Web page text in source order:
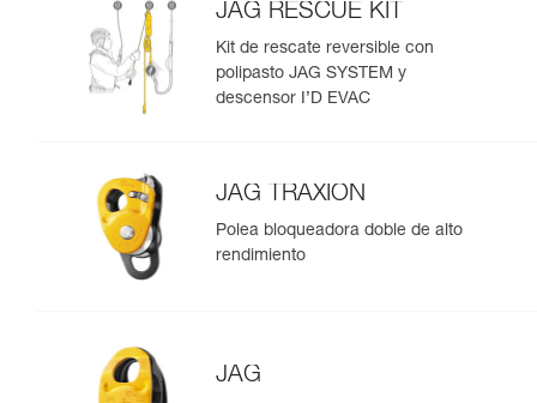
JAG RESCUE KIT
Kit de rescate reversible con
polipasto JAG SYSTEM y
descensor I’D EVAC
JAG TRAXION
Polea bloqueadora doble de alto
rendimiento
JAG